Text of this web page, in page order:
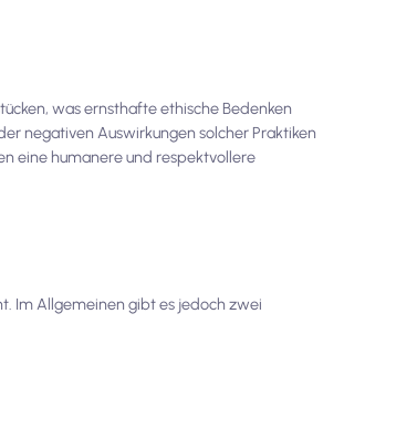
was ernsthafte ethische Bedenken
negativen Auswirkungen solcher Praktiken
eine humanere und respektvollere
Im Allgemeinen gibt es jedoch zwei